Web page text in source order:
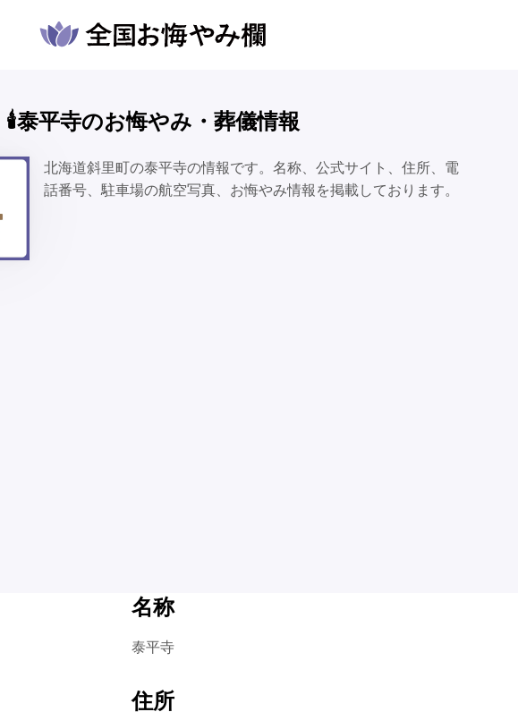
🕯️泰平寺のお悔やみ・葬儀情報
北海道斜里町の泰平寺の情報です。名称、公式サイト、住所、電
話番号、駐車場の航空写真、お悔やみ情報を掲載しております。
名称
泰平寺
住所